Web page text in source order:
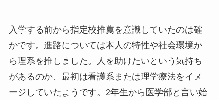
入学する前から指定校推薦を意識していたのは確
かです。進路については本人の特性や社会環境か
ら理系を推しました。人を助けたいという気持ち
があるのか、最初は看護系または理学療法をイメ
ージしていたようです。2年生から医学部と言い始